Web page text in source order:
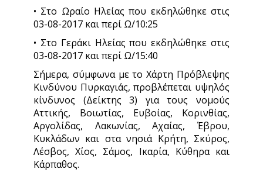
• Στο Ωραίο Ηλείας που εκδηλώθηκε στις
03-08-2017 και περί Ω/10:25
• Στο Γεράκι Ηλείας που εκδηλώθηκε στις
03-08-2017 και περί Ω/15:40
Σήμερα, σύμφωνα με το Χάρτη Πρόβλεψης
Κινδύνου Πυρκαγιάς, προβλέπεται υψηλός
κίνδυνος (Δείκτης 3) για τους νομούς
Αττικής, Βοιωτίας, Ευβοίας, Κορινθίας,
Αργολίδας, Λακωνίας, Αχαίας, Έβρου,
Κυκλάδων και στα νησιά Κρήτη, Σκύρος,
Λέσβος, Χίος, Σάμος, Ικαρία, Κύθηρα και
Κάρπαθος.